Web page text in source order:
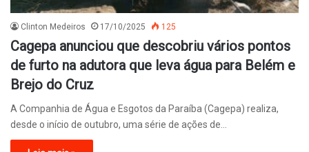
Clinton Medeiros 17/10/2025 125
Cagepa anunciou que descobriu vários pontos
de furto na adutora que leva água para Belém e
Brejo do Cruz
A Companhia de Água e Esgotos da Paraíba (Cagepa) realiza,
desde o início de outubro, uma série de ações de…